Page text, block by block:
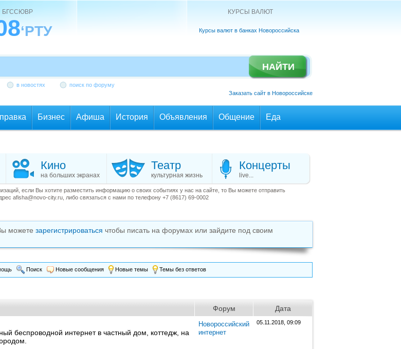
БГССЮВР
‘РТУ
КУРСЫ ВАЛЮТ
Курсы валют в банках Новороссийска
в новостях
поиск по форуму
Заказать сайт в Новороссийске
Бизнес Афиша История Объявления Общение Еда
Кино
на больших экранах
Театр
культурная жизнь
Концерты
live...
если Вы хотите разместить информацию о своих событиях у нас на сайте, то Вы можете отправить
afisha@novo-city.ru, либо связаться с нами по телефону +7 (8617) 69-0002
можете зарегистрироваться чтобы писать на форумах или зайдите под своим
Поиск Новые сообщения Новые темы Темы без ответов
Форум
Дата
беспроводной интернет в частный дом, коттедж, на
Новороссийский
интернет
05.11.2018, 09:09